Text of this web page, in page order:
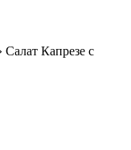
Салат Капрезе с